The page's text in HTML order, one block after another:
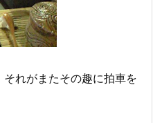
れがまたその趣に拍車を